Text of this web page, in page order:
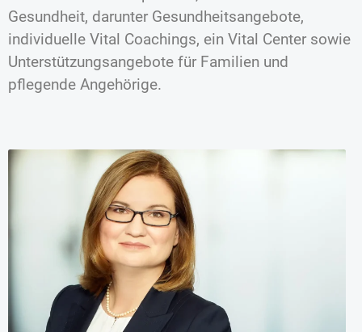
Gesundheit, darunter Gesundheitsangebote,
individuelle Vital Coachings, ein Vital Center sowie
Unterstützungsangebote für Familien und
pflegende Angehörige.